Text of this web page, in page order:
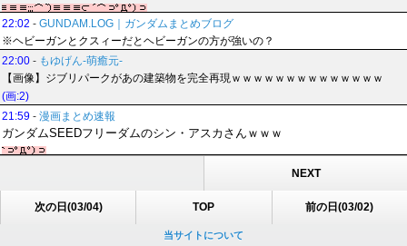
22:02 - GUNDAM.LOG｜ガンダムまとめブログ
※ヘビーガンとクスィーだとヘビーガンの方が強いの？
22:00 - もゆげん-萌癒元-
【画像】ジブリパークがあの建築物を完全再現ｗｗｗｗｗｗｗｗｗｗｗｗｗｗ
(画:2)
21:59 - 漫画まとめ速報
ガンダムSEEDフリーダムのシン・アスカさんｗｗｗ
NEXT
次の日(03/04) TOP 前の日(03/02)
当サイトについて